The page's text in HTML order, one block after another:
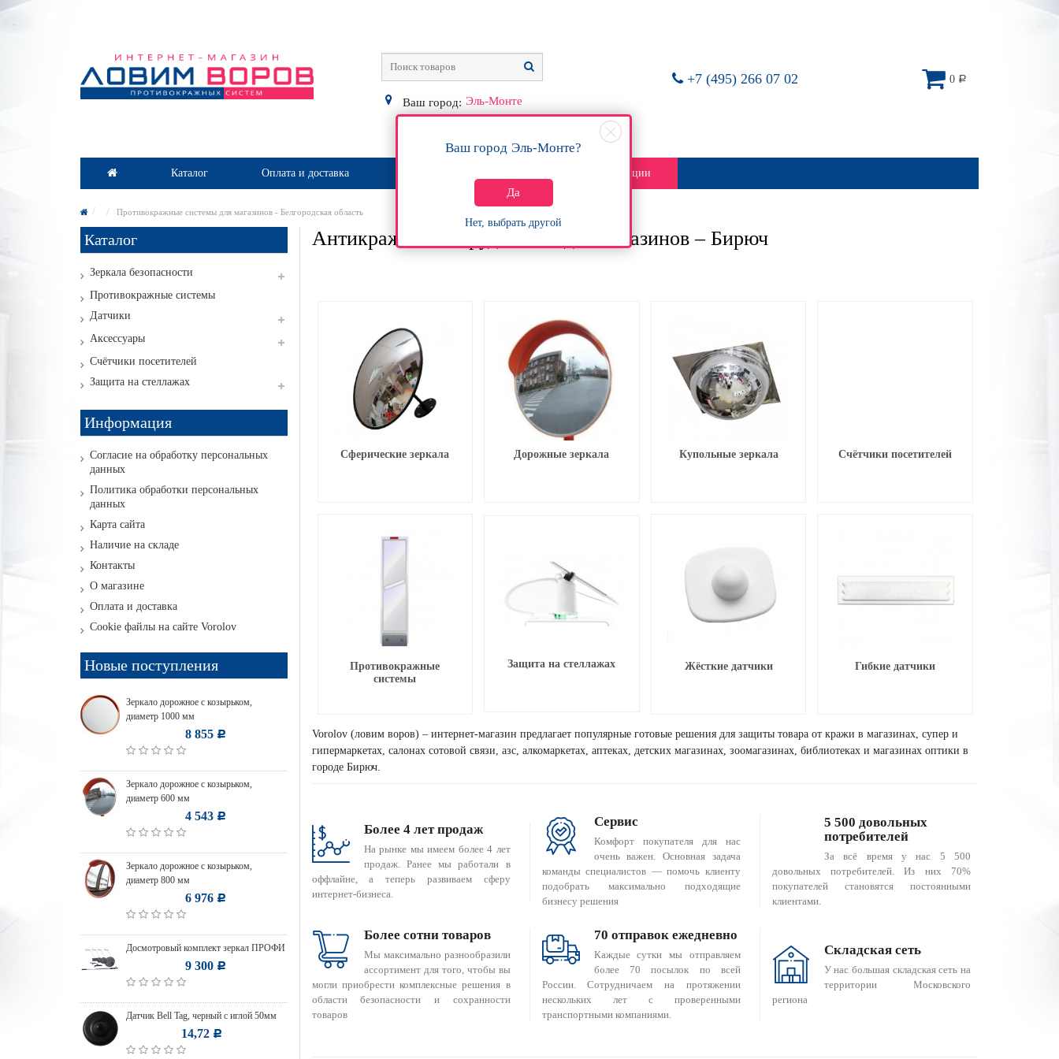
+7 (495) 266 07 02
Ваш город: Эль-Монте
Ваш город Эль-Монте?
Да
Нет, выбрать другой
0 Р
Каталог Оплата и доставка Акции
Противокражные системы для магазинов - Белгородская область
Каталог
Зеркала безопасности
Противокражные системы
Датчики
Аксессуары
Счётчики посетителей
Защита на стеллажах
Информация
Согласие на обработку персональных
данных
Политика обработки персональных
данных
Карта сайта
Наличие на складе
Контакты
О магазине
Оплата и доставка
Cookie файлы на сайте Vorolov
Новые поступления
Зеркало дорожное с козырьком,
диаметр 1000 мм
8 855 Р
Зеркало дорожное с козырьком,
диаметр 600 мм
4 543 Р
Зеркало дорожное с козырьком,
диаметр 800 мм
6 976 Р
Досмотровый комплект зеркал ПРОФИ
9 300 Р
Датчик Bell Tag, черный с иглой 50мм
14,72 Р
Антикражное оборудование для магазинов – Бирюч
Сферические зеркала Дорожные зеркала Купольные зеркала Счётчики посетителей
Противокражные
системы
Защита на стеллажах Жёсткие датчики Гибкие датчики
Vorolov (ловим воров) – интернет-магазин предлагает популярные готовые решения для защиты товара от кражи в магазинах, супер и
гипермаркетах, салонах сотовой связи, азс, алкомаркетах, аптеках, детских магазинах, зоомагазинах, библиотеках и магазинах оптики в
городе Бирюч.
Более 4 лет продаж
На рынке мы имеем более 4 лет
продаж. Ранее мы работали в
оффлайне, а теперь развиваем сферу
интернет-бизнеса.
Сервис
Комфорт покупателя для нас
очень важен. Основная задача
команды специалистов — помочь клиенту
подобрать максимально подходящие
бизнесу решения
5 500 довольных
потребителей
За всё время у нас 5 500
довольных потребителей. Из них 70%
покупателей становятся постоянными
клиентами.
Более сотни товаров
Мы максимально разнообразили
ассортимент для того, чтобы вы
могли приобрести комплексные решения в
области безопасности и сохранности
товаров
70 отправок ежедневно
Каждые сутки мы отправляем
более 70 посылок по всей
России. Сотрудничаем на протяжении
нескольких лет с проверенными
транспортными компаниями.
Складская сеть
У нас большая складская сеть на
территории Московского
региона